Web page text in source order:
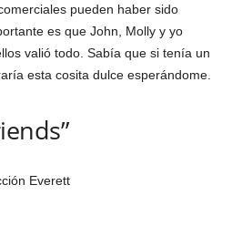
pueden haber sido
es que John, Molly y yo
valió todo. Sabía que si tenía un
esta cosita dulce esperándome.
Everett